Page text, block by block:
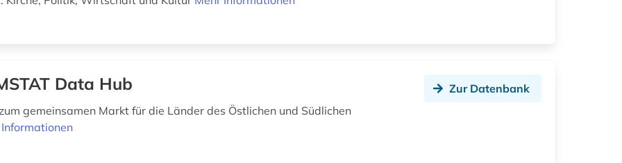
Data Hub
gemeinsamen Markt für die Länder des Östlichen und Südlichen
Zur Datenbank